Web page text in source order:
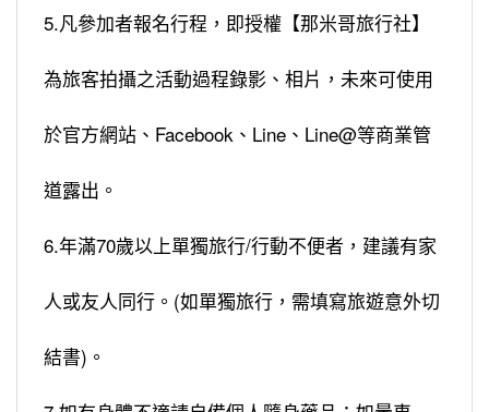
5.凡參加者報名行程，即授權【那米哥旅行社】
為旅客拍攝之活動過程錄影、相片，未來可使用
於官方網站、Facebook、Line、Line@等商業管
道露出。
6.年滿70歲以上單獨旅行/行動不便者，建議有家
人或友人同行。(如單獨旅行，需填寫旅遊意外切
結書)。